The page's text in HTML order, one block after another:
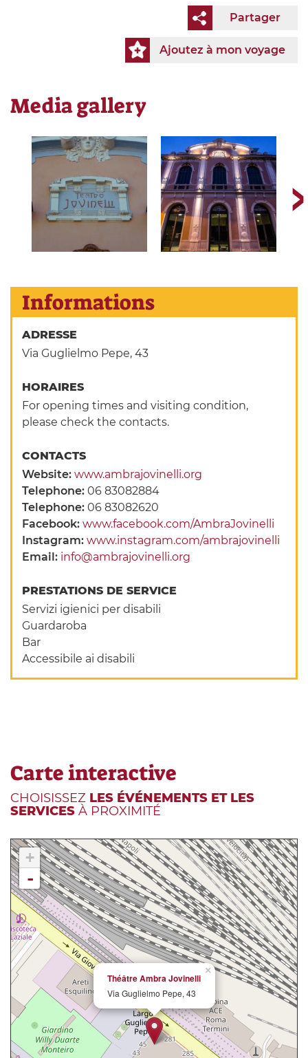
Partager
Ajoutez à mon voyage
Media gallery
Informations
ADRESSE
Via Guglielmo Pepe, 43
HORAIRES
For opening times and visiting condition,
please check the contacts.
CONTACTS
Website:www.ambrajovinelli.org
Telephone:06 83082884
Telephone:06 83082620
Facebook:www.facebook.com/AmbraJovinelli
Instagram:www.instagram.com/ambrajovinelli
Email: info@ambrajovinelli.org
PRESTATIONS DE SERVICE
Servizi igienici per disabili
Guardaroba
Bar
Accessibile ai disabili
Carte interactive
CHOISISSEZ LES ÉVÉNEMENTS ET LES
SERVICES À PROXIMITÉ
×
Théâtre Ambra Jovinelli
Via Guglielmo Pepe, 43
+
-